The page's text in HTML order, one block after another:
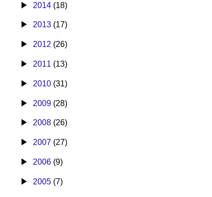
2014 (18)
2013 (17)
2012 (26)
2011 (13)
2010 (31)
2009 (28)
2008 (26)
2007 (27)
2006 (9)
2005 (7)